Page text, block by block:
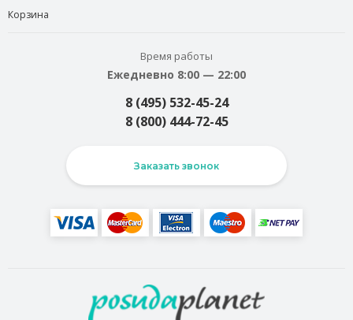
Корзина
Время работы
Ежедневно 8:00 — 22:00
8 (495) 532-45-24
8 (800) 444-72-45
Заказать звонок